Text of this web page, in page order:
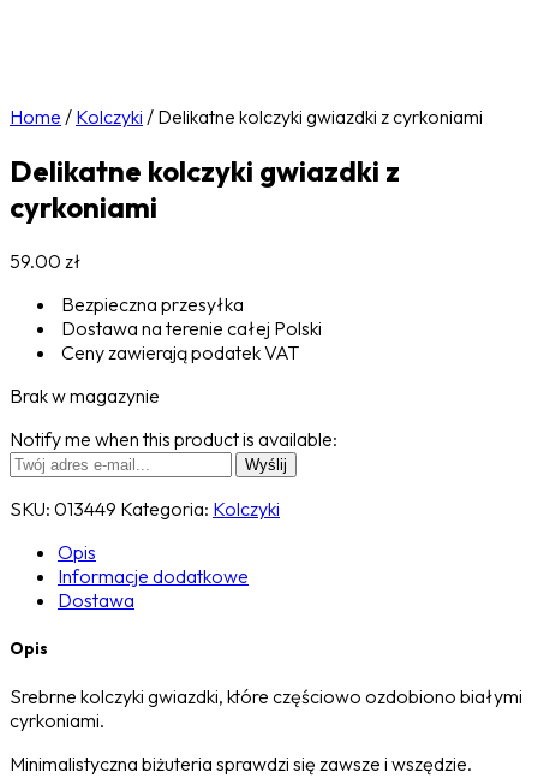
Home / Kolczyki / Delikatne kolczyki gwiazdki z cyrkoniami
Delikatne kolczyki gwiazdki z
cyrkoniami
59.00 zł
Bezpieczna przesyłka
Dostawa na terenie całej Polski
Ceny zawierają podatek VAT
Brak w magazynie
Notify me when this product is available:
SKU: 013449 Kategoria: Kolczyki
Opis
Informacje dodatkowe
Dostawa
Opis
Srebrne kolczyki gwiazdki, które częściowo ozdobiono białymi
cyrkoniami.
Minimalistyczna biżuteria sprawdzi się zawsze i wszędzie.